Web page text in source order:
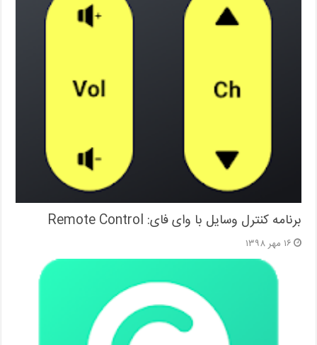
برنامه کنترل وسایل با وای فای: Remote Control
۱۶ مهر ۱۳۹۸